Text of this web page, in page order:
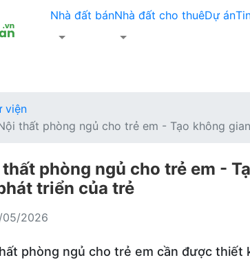
Nhà đất bánNhà đất cho thuêDự án
viện
thất phòng ngủ cho trẻ em - Tạo không
phòng ngủ cho trẻ em -
triển của trẻ
05/2026
phòng ngủ cho trẻ em cần được thiết